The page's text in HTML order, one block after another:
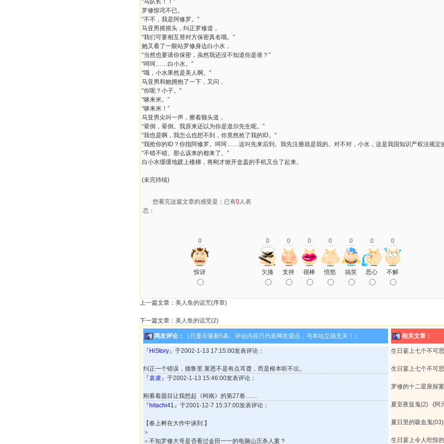
“马队长！！”
罗修惊诧不已。
“不不，我是阿修罗。”
马亚男摇摇头，纠正罗修道，
“我们可要相互替对方保密真名哦。”
她又看了一眼站罗修身边白小水，
“当然也要请你保密，虽然我还没不知道你是谁？”
“呵呵……白小水。”
“哦，小水果然是美人啊。”
马亚男和她拥抱了一下，又问，
“你呢？小子。”
“哆来米。”
“哆来米！”
马亚男尖叫一声，擦着额头道，
“晕倒，晕倒。我原来还以为你是道尔先生呢。”
“我也是啊，我怎么也想不到，你竟然抢了我的ID。”
“我抢你的ID？你指阿修罗。呵呵……这叫先来后到。我先注册就是我的。对不对，小水，这是我国知识产权法规定
“不错不错。那么该来的都来了。”
白小水缓缓地踱上楼梯，将刚才掀开盒盖的手机又合了起来。
(未完待续)
您看完这篇文章的感受是：已有0人表
态：
0 0 0 0 0 0 0 0
惊讶 欠揍 支持 很棒 愤怒 搞笑 恶心 不解
上一篇文章： 美人鱼的诅咒(序章)
下一篇文章： 美人鱼的诅咒(2)
网友评论： （只显示最新5条。评论内容只代表网友观点，与本站立场无关！） 相关文章：
『 HiStory』于2002-1-13 17:15:00发表评论：
纠正一个错误，德鲁里.莱恩不是有点耳聋，而是根本听不出。
『哀凌』于2002-1-13 15:46:00发表评论：
刚看着题目让我想起《柯南》的第27卷……
『 hitachi41』于2001-12-7 15:37:00发表评论：
【春上树在大作中谈到:】
＞
＞不知罗修大哥是否看过金田一一的电脑山庄杀人案？
生日宴上七个不可
生日宴上七个不可
罗修的十二星座
夏至夜捉鬼(2) (
夏日里的吸血鬼(03)
生日宴上令人吃惊